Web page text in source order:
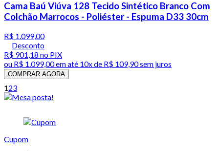
Cama Baú Viúva 128 Tecido Sintético Branco Com
Colchão Marrocos - Poliéster - Espuma D33 30cm
R$ 1.099,00
Desconto
R$ 901,18 no PIX
ou R$ 1.099,00em até 10x de R$ 109,90 sem juros
COMPRAR AGORA
123
Cupom